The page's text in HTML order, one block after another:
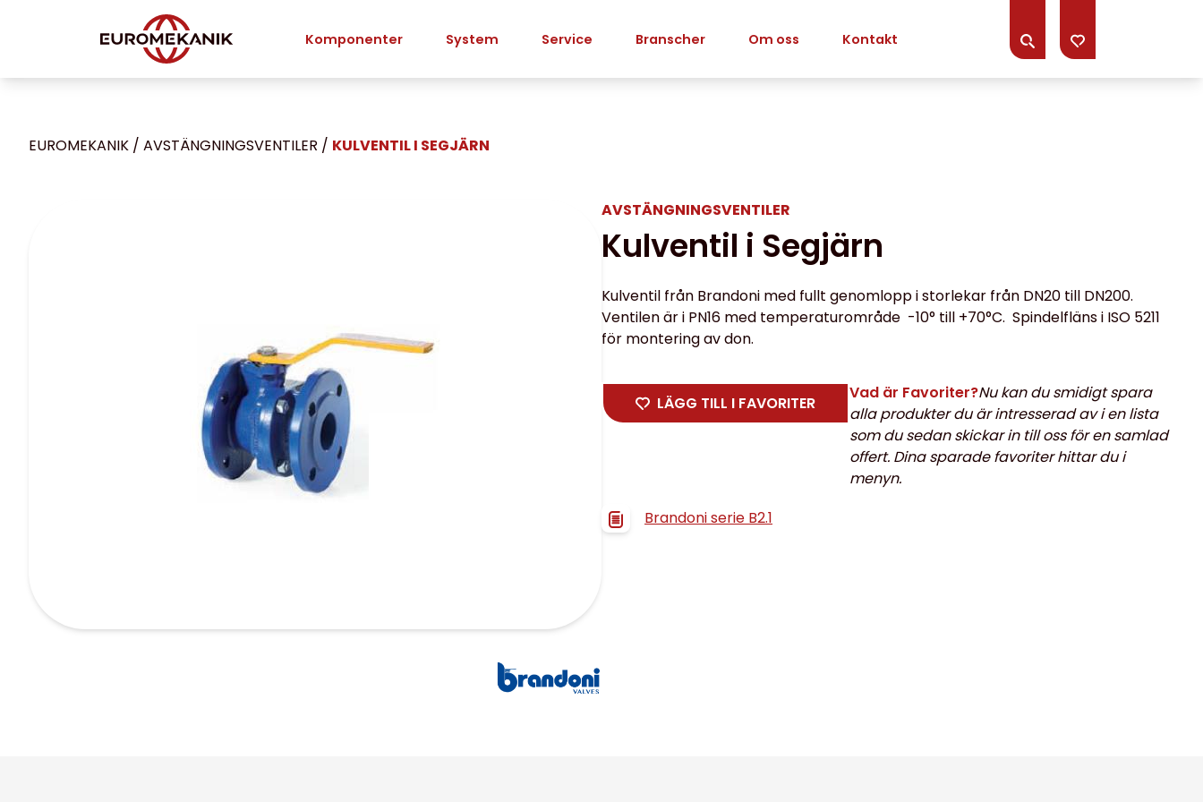
Komponenter System Service Branscher Om oss Kontakt
EUROMEKANIK / AVSTÄNGNINGS­­­VENTILER / KULVENTIL I SEGJÄRN
AVSTÄNGNINGS­­­VENTILER
Kulventil i Segjärn
Kulventil från Brandoni med fullt genomlopp i storlekar från DN20 till DN200.
Ventilen är i PN16 med temperaturområde -10° till +70°C. Spindelfläns i ISO 5211
för montering av don.
LÄGG TILL I FAVORITER
Vad är Favoriter?Nu kan du smidigt spara
alla produkter du är intresserad av i en lista
som du sedan skickar in till oss för en samlad
offert. Dina sparade favoriter hittar du i
menyn.
Brandoni serie B2.1